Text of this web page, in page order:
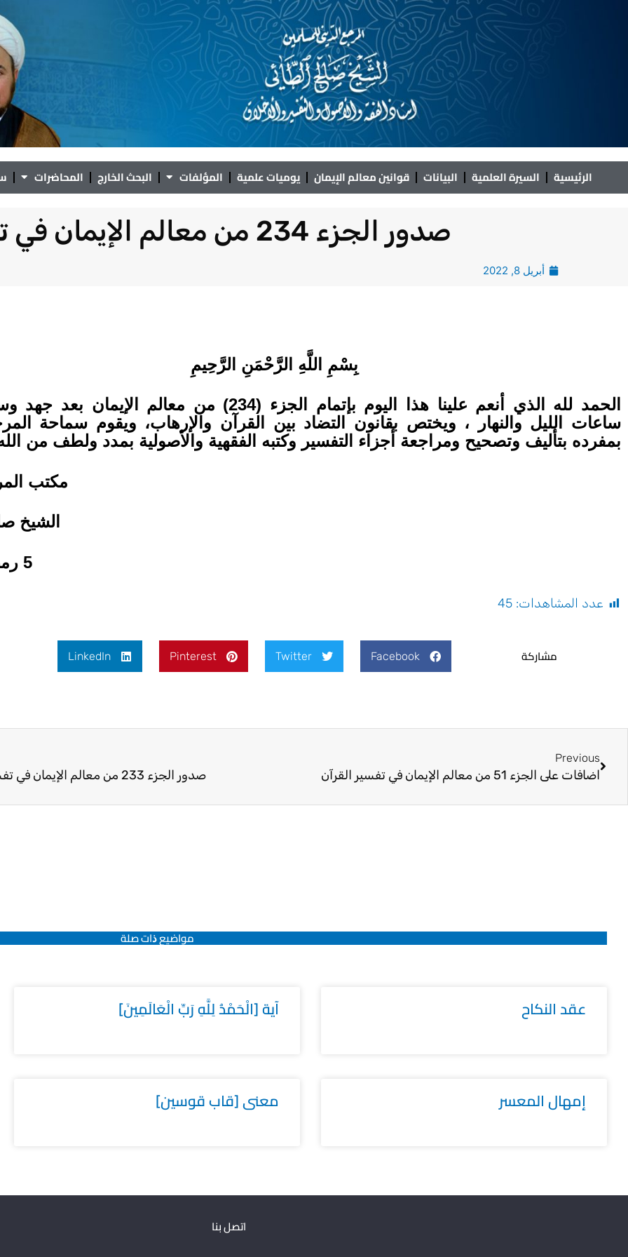
الرئيسية السيرة العلمية البيانات قوانين معالم الإيمان يوميات علمية المؤلفات البحث الخارج المحاضرات
صدور الجزء 234 من معالم الإيمان في تفسير القرآن
أبريل 8, 2022
بِسْمِ اللَّهِ الرَّحْمَنِ الرَّحِيمِ
الحمد لله الذي أنعم علينا هذا اليوم بإتمام الجزء (234) من معالم الإيمان بعد جهد
ساعات الليل والنهار ، ويختص بقانون التضاد بين القرآن والإرهاب، ويقوم سماحة
بمفرده بتأليف وتصحيح ومراجعة أجزاء التفسير وكتبه الفقهية والأصولية بمدد ولطف من
مكتب
الشيخ
5 رمضان 1443
عدد المشاهدات: 45
مشاركة Facebook
Twitter
Pinterest
LinkedIn
Previous
اضافات على الجزء 51 من معالم الإيمان في تفسير القرآن صدور الجزء 233 من معالم الإيمان في تفسير القرآن
مواضيع ﺫات صلة
عقد النكاح آية [الْحَمْدُ لِلَّهِ رَبِّ الْعَالَمِينَ]
إمهال المعسر معنى [قاب قوسين]
اتصل بنا